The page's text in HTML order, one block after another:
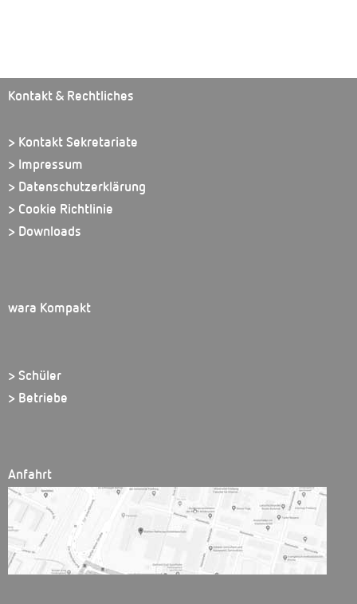
Kontakt & Rechtliches
> Kontakt Sekretariate
> Impressum
> Datenschutzerklärung
> Cookie Richtlinie
> Downloads
wara Kompakt
> Schüler
> Betriebe
Anfahrt